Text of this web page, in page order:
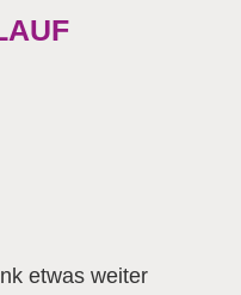
etwas weiter